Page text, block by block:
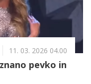
11. 03. 2026 04.00
pevko in